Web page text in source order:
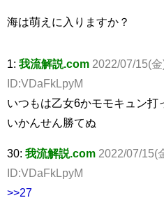
海は萌えに入りますか？
1: 我流解説.com 2022/07/15(金
ID:VDaFkLpyM
いつもは乙女6かモモキュン打
いかんせん勝てぬ
30: 我流解説.com 2022/07/15(
ID:VDaFkLpyM
>>27